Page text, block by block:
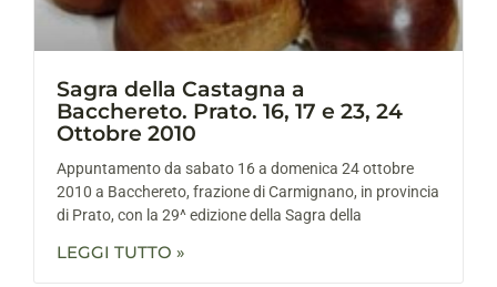
Sagra della Castagna a
Bacchereto. Prato. 16, 17 e 23, 24
Ottobre 2010
Appuntamento da sabato 16 a domenica 24 ottobre
2010 a Bacchereto, frazione di Carmignano, in provincia
di Prato, con la 29^ edizione della Sagra della
LEGGI TUTTO »